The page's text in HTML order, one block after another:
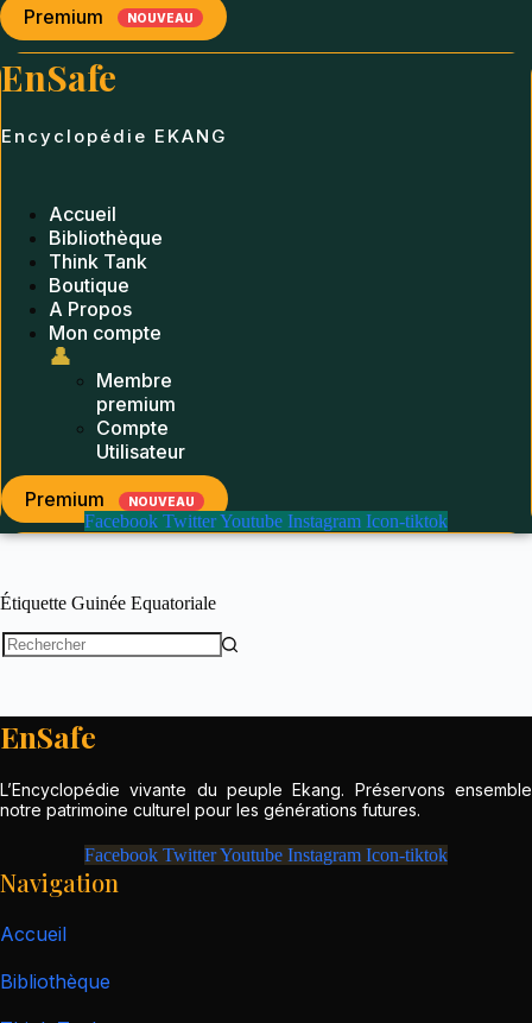
Premium NOUVEAU
EnSafe
Encyclopédie EKANG
Accueil
Bibliothèque
Think Tank
Boutique
A Propos
Mon compte
👤
Membre
premium
Compte
Utilisateur
Premium
NOUVEAU
Facebook TwitterYoutube Instagram Icon-tiktok
Étiquette Guinée Equatoriale
EnSafe
L’Encyclopédie vivante du peuple Ekang. Préservons ensemble
notre patrimoine culturel pour les générations futures.
Facebook TwitterYoutube Instagram Icon-tiktok
Navigation
Accueil
Bibliothèque